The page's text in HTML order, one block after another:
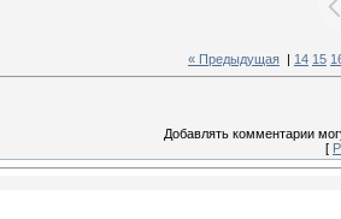
« Предыдущая | 14 15
Добавлять комментарии
[